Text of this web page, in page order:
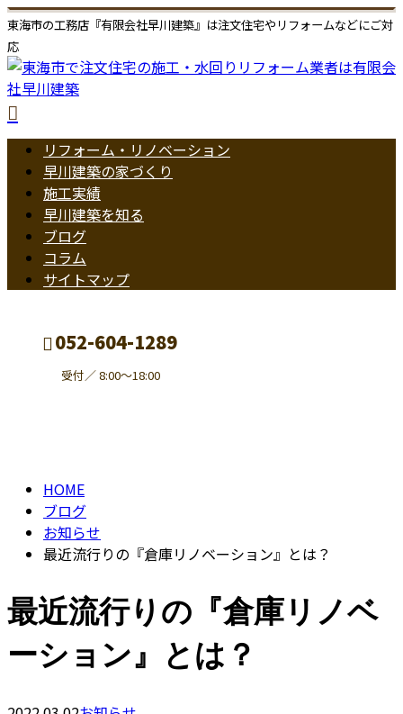
東海市の工務店『有限会社早川建築』は注文住宅やリフォームなどにご対
応
リフォーム・リノベーション
早川建築の家づくり
施工実績
早川建築を知る
ブログ
コラム
サイトマップ
052-604-1289
受付／ 8:00～18:00
HOME
ブログ
お知らせ
最近流行りの『倉庫リノベーション』とは？
最近流行りの『倉庫リノベ
ーション』とは？